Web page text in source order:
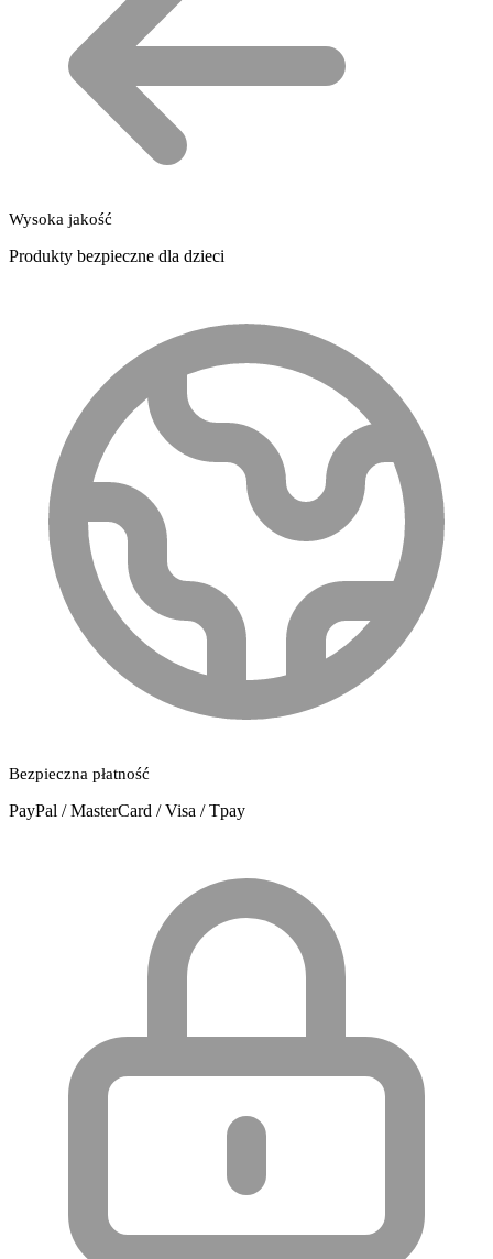
Wysoka jakość
Produkty bezpieczne dla dzieci
Bezpieczna płatność
PayPal / MasterCard / Visa / Tpay